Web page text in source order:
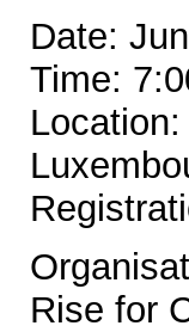
Date:
Time:
Rise for